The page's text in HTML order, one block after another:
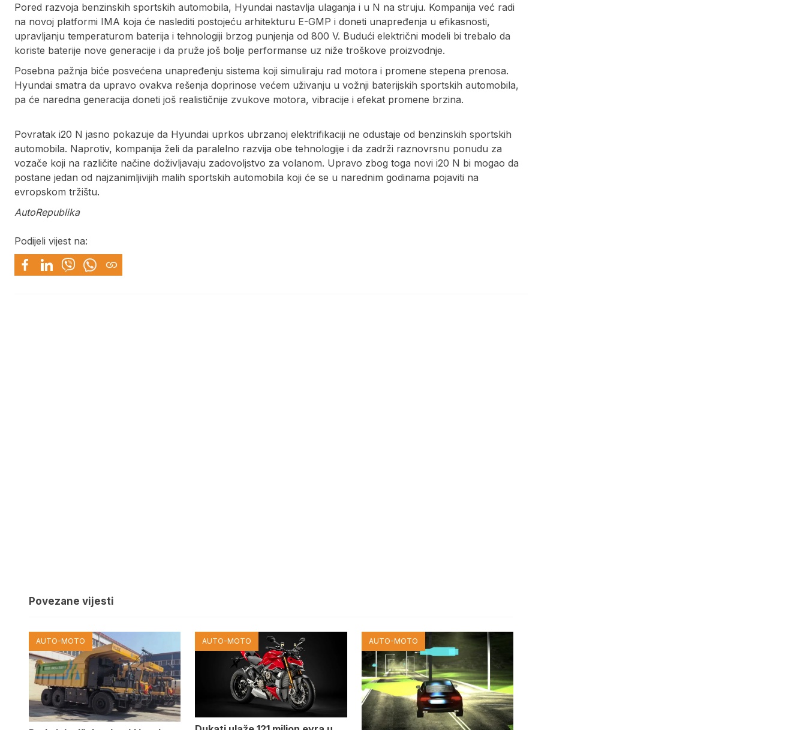
Pored razvoja benzinskih sportskih automobila, Hyundai nastavlja ulaganja i u N na struju. Kompanija već radi
na novoj platformi IMA koja će naslediti postojeću arhitekturu E-GMP i doneti unapređenja u efikasnosti,
upravljanju temperaturom baterija i tehnologiji brzog punjenja od 800 V. Budući električni modeli bi trebalo da
koriste baterije nove generacije i da pruže još bolje performanse uz niže troškove proizvodnje.
Posebna pažnja biće posvećena unapređenju sistema koji simuliraju rad motora i promene stepena prenosa.
Hyundai smatra da upravo ovakva rešenja doprinose većem uživanju u vožnji baterijskih sportskih automobila,
pa će naredna generacija doneti još realističnije zvukove motora, vibracije i efekat promene brzina.
Povratak i20 N jasno pokazuje da Hyundai uprkos ubrzanoj elektrifikaciji ne odustaje od benzinskih sportskih
automobila. Naprotiv, kompanija želi da paralelno razvija obe tehnologije i da zadrži raznovrsnu ponudu za
vozače koji na različite načine doživljavaju zadovoljstvo za volanom. Upravo zbog toga novi i20 N bi mogao da
postane jedan od najzanimljivijih malih sportskih automobila koji će se u narednim godinama pojaviti na
evropskom tržištu.
AutoRepublika
Podijeli vijest na:
Povezane vijesti
AUTO-MOTO AUTO-MOTO AUTO-MOTO